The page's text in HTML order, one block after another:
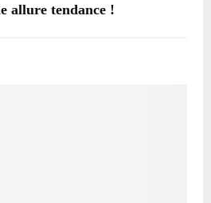
allure tendance !